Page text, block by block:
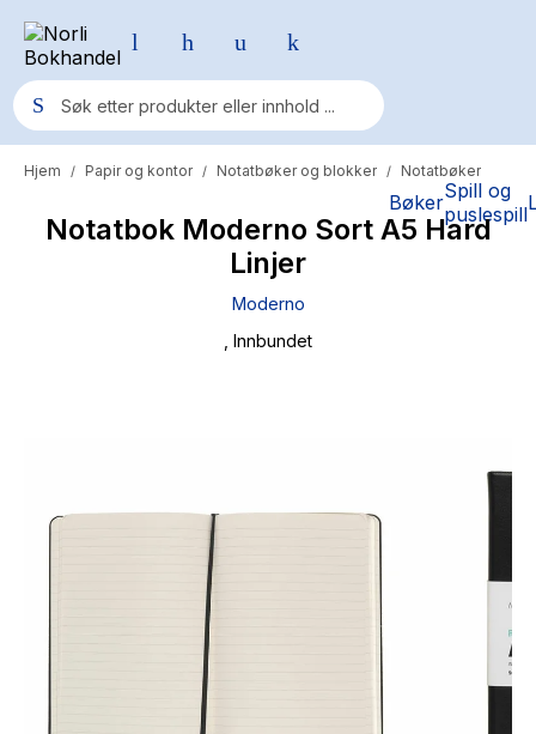
BøkerSpill og
puslespill
Populære søk
Pokemon
Fury Bound - Sable Sorensen
Hjem / Papir og kontor / Notatbøker og blokker / Notatbøker
Notatbok Moderno Sort A5 Hard
Linjer
Moderno
, Innbundet